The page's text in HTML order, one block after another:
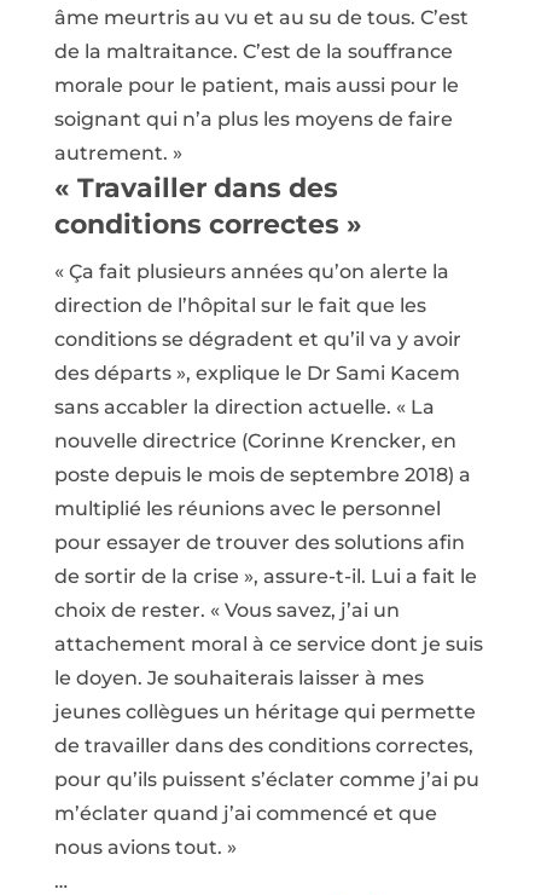
âme meurtris au vu et au su de tous. C’est
de la maltraitance. C’est de la souffrance
morale pour le patient, mais aussi pour le
soignant qui n’a plus les moyens de faire
autrement. »
« Travailler dans des
conditions correctes »
« Ça fait plusieurs années qu’on alerte la
direction de l’hôpital sur le fait que les
conditions se dégradent et qu’il va y avoir
des départs », explique le Dr Sami Kacem
sans accabler la direction actuelle. « La
nouvelle directrice (Corinne Krencker, en
poste depuis le mois de septembre 2018) a
multiplié les réunions avec le personnel
pour essayer de trouver des solutions afin
de sortir de la crise », assure-t-il. Lui a fait le
choix de rester. « Vous savez, j’ai un
attachement moral à ce service dont je suis
le doyen. Je souhaiterais laisser à mes
jeunes collègues un héritage qui permette
de travailler dans des conditions correctes,
pour qu’ils puissent s’éclater comme j’ai pu
m’éclater quand j’ai commencé et que
nous avions tout. »
…